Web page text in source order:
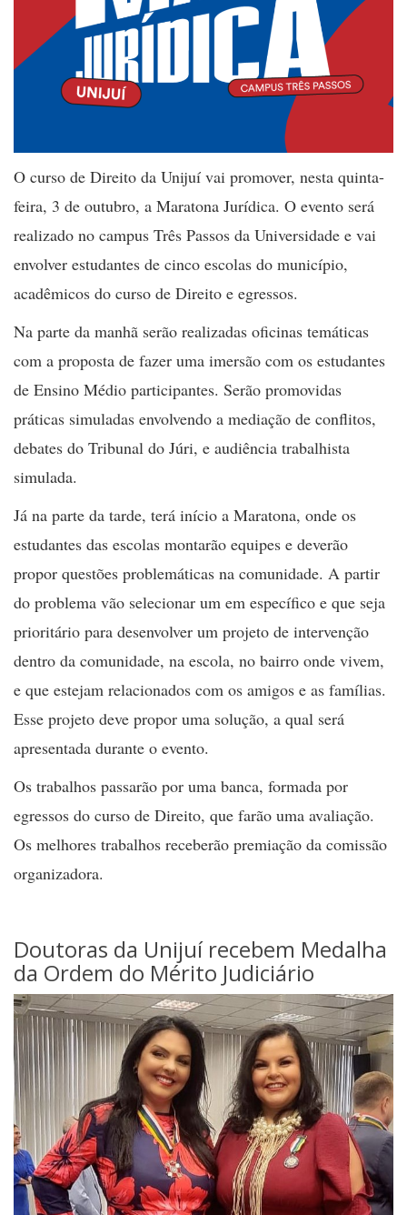
O curso de Direito da Unijuí vai promover, nesta quinta-
feira, 3 de outubro, a Maratona Jurídica. O evento será
realizado no campus Três Passos da Universidade e vai
envolver estudantes de cinco escolas do município,
acadêmicos do curso de Direito e egressos.
Na parte da manhã serão realizadas oficinas temáticas
com a proposta de fazer uma imersão com os estudantes
de Ensino Médio participantes. Serão promovidas
práticas simuladas envolvendo a mediação de conflitos,
debates do Tribunal do Júri, e audiência trabalhista
simulada.
Já na parte da tarde, terá início a Maratona, onde os
estudantes das escolas montarão equipes e deverão
propor questões problemáticas na comunidade. A partir
do problema vão selecionar um em específico e que seja
prioritário para desenvolver um projeto de intervenção
dentro da comunidade, na escola, no bairro onde vivem,
e que estejam relacionados com os amigos e as famílias.
Esse projeto deve propor uma solução, a qual será
apresentada durante o evento.
Os trabalhos passarão por uma banca, formada por
egressos do curso de Direito, que farão uma avaliação.
Os melhores trabalhos receberão premiação da comissão
organizadora.
Doutoras da Unijuí recebem Medalha
da Ordem do Mérito Judiciário